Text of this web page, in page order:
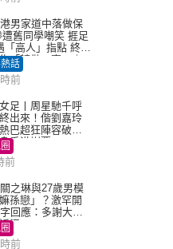
男家道中落做保
遭舊同學嘲笑 捱足
「高人」指點 終辭
「轉做一事」｜
叮
話
前
足丨周星馳千呼
出來！偕劉嘉玲
巴超狂陣容破天
香港謝票
前
之琳與27歲男模
孫戀」？激罕開
回應：多謝大家
況
前